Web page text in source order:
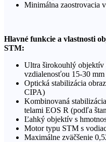
Minimálna zaostrovacia
Hlavné funkcie a vlastnosti
STM:
Ultra širokouhlý objektív
vzdialenosťou 15-30 mm
Optická stabilizácia
CIPA)
Kombinovaná
telami EOS R (podľa
Ľahký objektív s
Motor typu STM s
Maximálne zväčšenie